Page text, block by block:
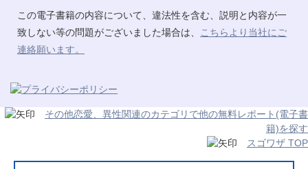
この電子書籍の内容について、違法性を含む、説明と内容が一
致しない等の問題がございました場合は、
こちらより当社にご
連絡願います。
その他恋愛、異性関連のカテゴリで他の無料レポート(電子書
籍)を探す
スゴワザ TOP